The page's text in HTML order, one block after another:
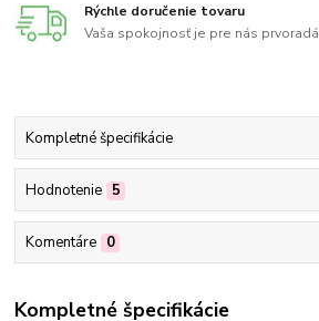
Rýchle doručenie tovaru
Vaša spokojnosť je pre nás prvoradá
Kompletné špecifikácie
Hodnotenie 5
Komentáre 0
Kompletné špecifikácie